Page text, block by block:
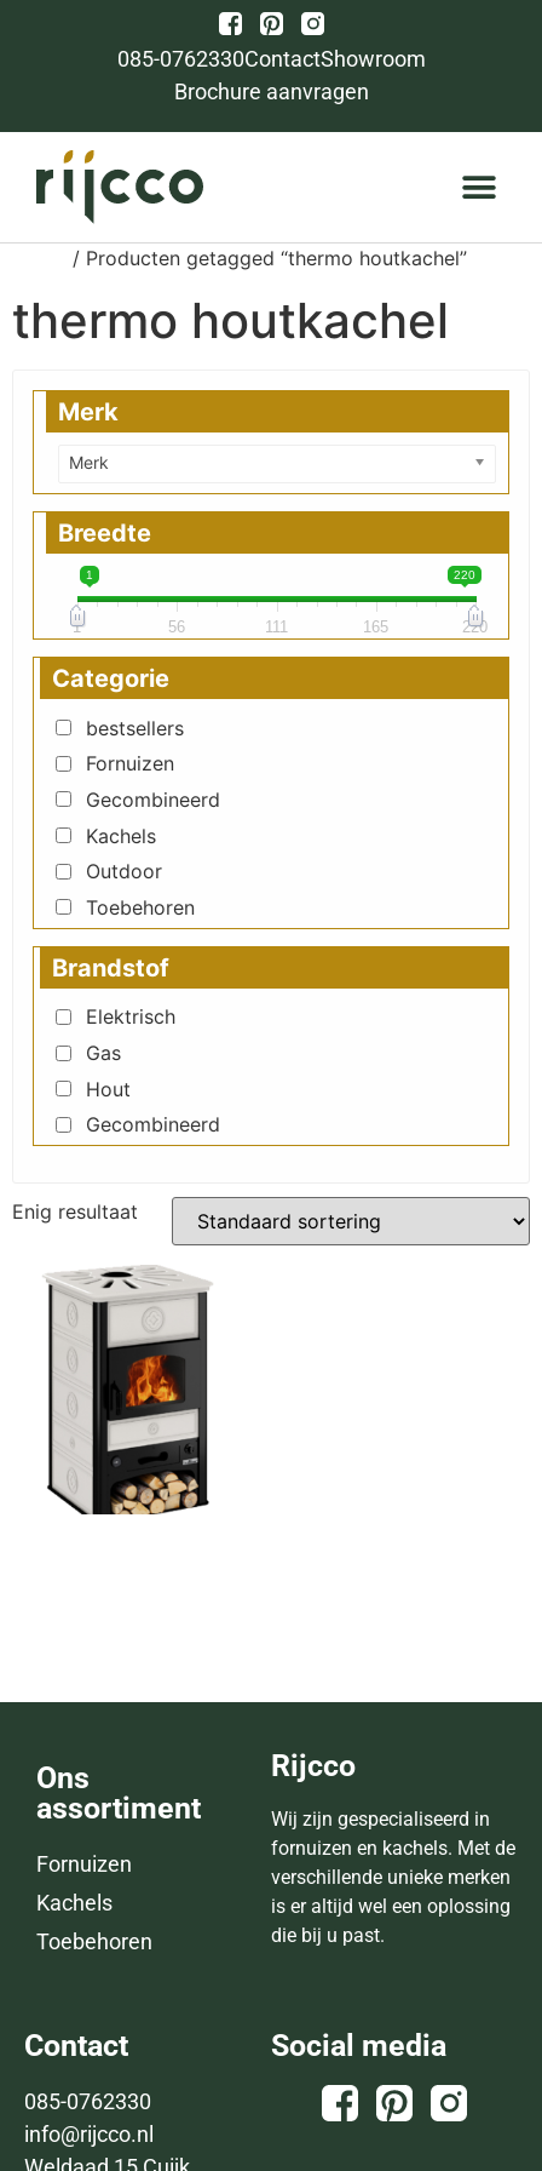
085-0762330ContactShowroom
Brochure aanvragen
/ Producten getagged “thermo houtkachel”
thermo houtkachel
Merk
Merk
Breedte
1 220
1 56 111 165 220
Categorie
bestsellers
Fornuizen
Gecombineerd
Kachels
Outdoor
Toebehoren
Brandstof
Elektrisch
Gas
Hout
Gecombineerd
Enig resultaat
Ons
assortiment
Fornuizen
Kachels
Toebehoren
Rijcco
Wij zijn gespecialiseerd in
fornuizen en kachels. Met de
verschillende unieke merken
is er altijd wel een oplossing
die bij u past.
Contact
085-0762330
info@rijcco.nl
Social media